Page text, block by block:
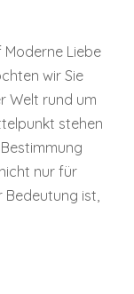
Liebe
wir Sie
Welt rund um
stehen
nur für
Bedeutung ist,